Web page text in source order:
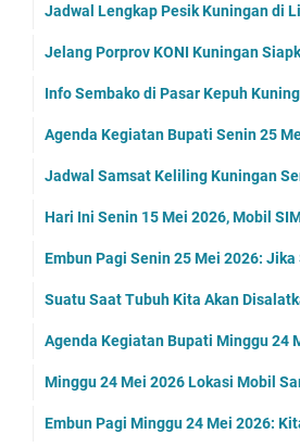
Jadwal Lengkap Pesik Kuningan di
Jelang Porprov KONI Kuningan
Info Sembako di Pasar Kepuh
Agenda Kegiatan Bupati Senin 25
Jadwal Samsat Keliling Kuningan
Hari Ini Senin 15 Mei 2026, Mobil
Embun Pagi Senin 25 Mei 2026:
Suatu Saat Tubuh Kita Akan
Agenda Kegiatan Bupati Minggu 24
Minggu 24 Mei 2026 Lokasi Mobil
Embun Pagi Minggu 24 Mei 2026: